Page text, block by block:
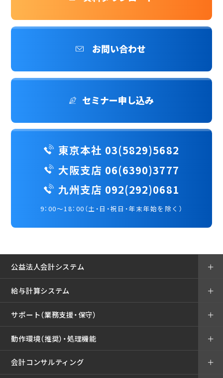
お問い合わせ
セミナー申し込み
東京本社 03(5829)5682
大阪支店 06(6390)3777
九州支店 092(292)0681
9：00～18：00（土・日・祝日・年末年始を除く）
公益法人会計システム ＋
給与計算システム ＋
サポート（業務支援・保守） ＋
動作環境（推奨）・処理機能 ＋
会計コンサルティング ＋